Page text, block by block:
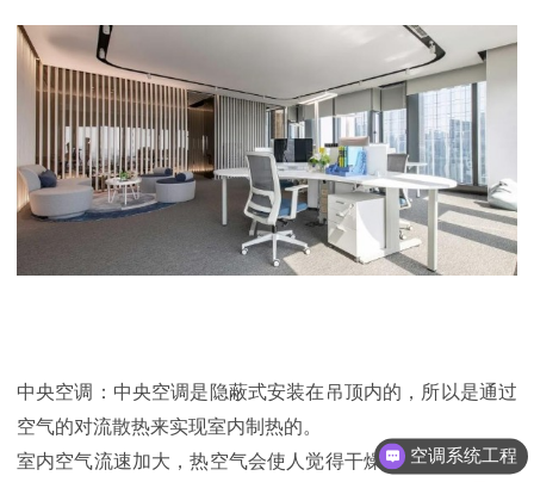
中央空调：中央空调是隐蔽式安装在吊顶内的，所以是通过
空气的对流散热来实现室内制热的。
室内空气流速加大，热空气会使人觉得干燥、闷热，如果室
空调系统工程